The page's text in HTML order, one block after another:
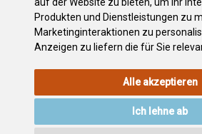
Produkten und Dienstleistungen zu
Marketinginteraktionen zu
Anzeigen zu liefern die für Sie
Alle akzeptieren
Ich lehne ab
La Guancha
Hoteles históricos en el Puerto de la Cruz
RICHTLINIE
VERZEICHNIS ZUGÄNGLICHKEIT